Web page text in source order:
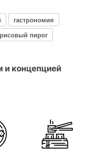
гастрономия
рисовый пирог
и концепцией